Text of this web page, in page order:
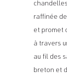
raffinée
et promet
à travers
au fil des
breton et